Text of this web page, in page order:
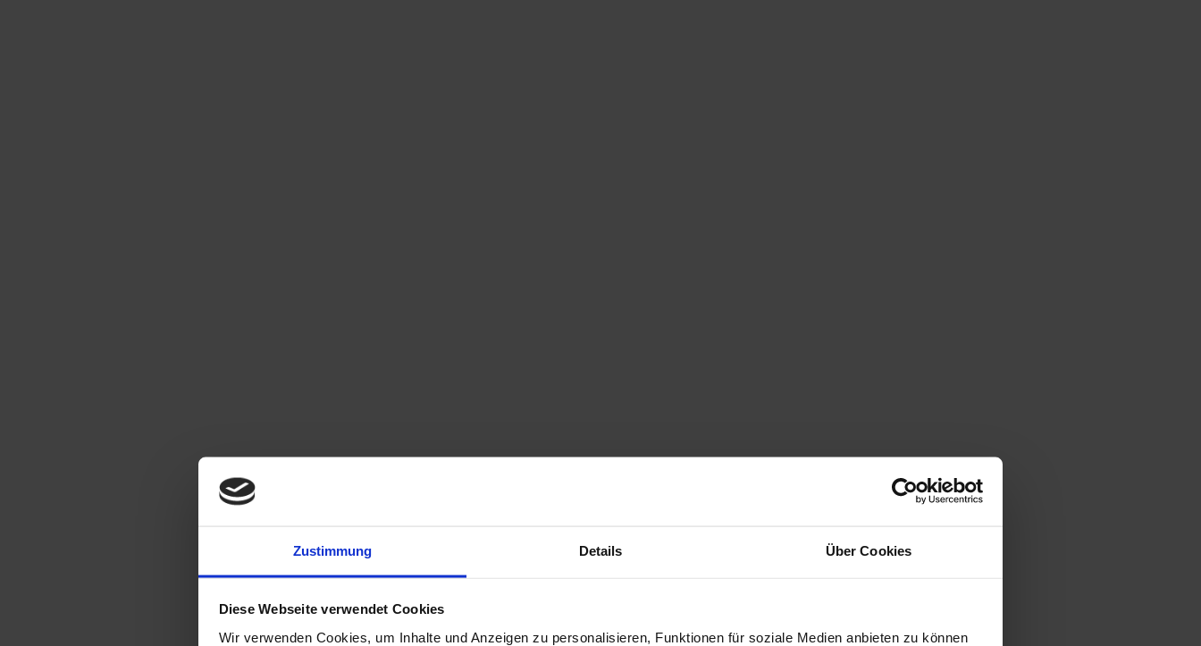
Zustimmung Details Über Cookies
Diese Webseite verwendet Cookies
Wir verwenden Cookies, um Inhalte und Anzeigen zu personalisieren, Funktionen für soziale Medien anbieten zu können